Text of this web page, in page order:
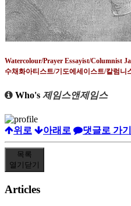
Watercolour/Prayer Essayist/Columnist
수채화아티스트/기도에세이스트/칼럼니
Who's 제임스앤제임스
위로 아래로 댓글로 가기
목록
열기 닫기
Articles